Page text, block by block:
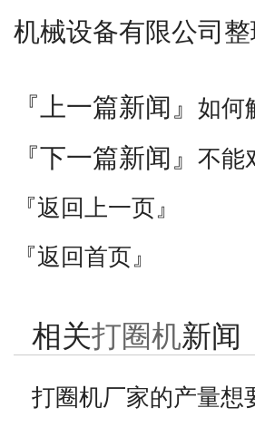
机械设备有限公司
『上一篇新闻』 如何
『下一篇新闻』 不能
『返回上一页』
『返回首页』
相关打圈机新闻
打圈机厂家的产量想